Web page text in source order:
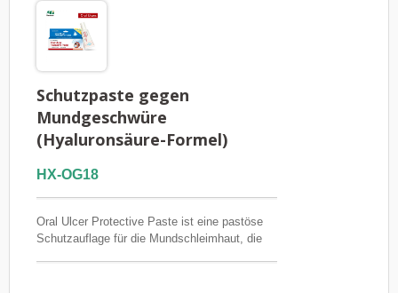
Schutzpaste gegen
Mundgeschwüre
(Hyaluronsäure-Formel)
HX-OG18
Oral Ulcer Protective Paste ist eine pastöse
Schutzauflage für die Mundschleimhaut, die